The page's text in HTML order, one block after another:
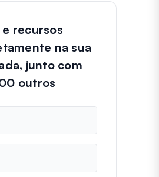
e recursos
na sua
junto com
outros